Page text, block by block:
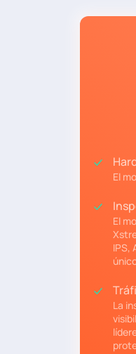
El
El
IPS,
La